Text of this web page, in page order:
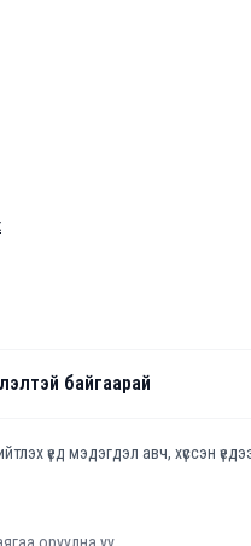
байгаарай
үед мэдэгдэл авч, хүссэн